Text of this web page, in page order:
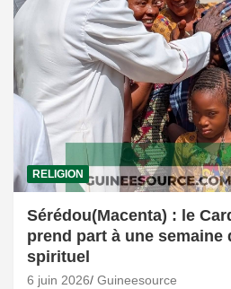
RELIGION
Sérédou(Macenta) : le
prend part à une semaine
spirituel
6 juin 2026 Guineesource